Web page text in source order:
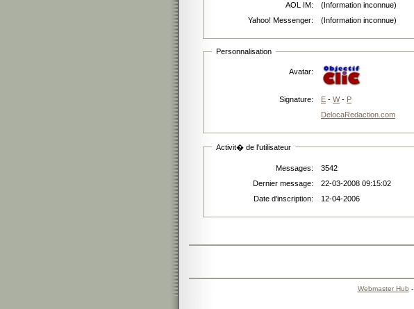
AOL IM:
(Information inconnue)
Yahoo! Messenger:
(Information inconnue)
Personnalisation
Avatar:
Signature: E - W- P
DelocaRedaction.com
Activit� de l'utilisateur
Messages:
3542
Dernier message:
22-03-2008 09:15:02
Date d'inscription:
12-04-2006
Webmaster Hub -